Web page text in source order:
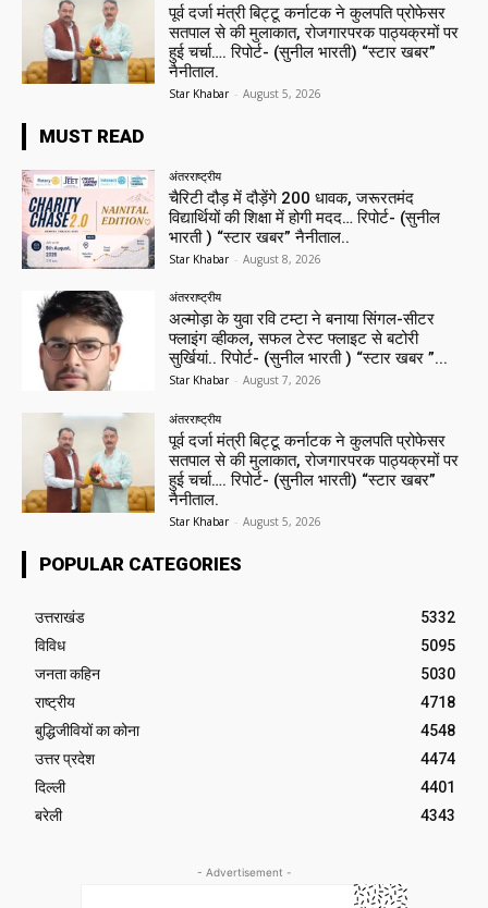
पूर्व दर्जा मंत्री बिट्टू कर्नाटक ने कुलपति प्रोफेसर
सतपाल से की मुलाकात, रोजगारपरक पाठ्यक्रमों पर
हुई चर्चा…. रिपोर्ट- (सुनील भारती) “स्टार खबर”
नैनीताल.
Star Khabar - August 5, 2026
MUST READ
अंतरराष्ट्रीय
चैरिटी दौड़ में दौड़ेंगे 200 धावक, जरूरतमंद
विद्यार्थियों की शिक्षा में होगी मदद… रिपोर्ट- (सुनील
भारती ) “स्टार खबर” नैनीताल..
Star Khabar - August 8, 2026
अंतरराष्ट्रीय
अल्मोड़ा के युवा रवि टम्टा ने बनाया सिंगल-सीटर
फ्लाइंग व्हीकल, सफल टेस्ट फ्लाइट से बटोरी
सुर्खियां.. रिपोर्ट- (सुनील भारती ) “स्टार खबर ”...
Star Khabar - August 7, 2026
अंतरराष्ट्रीय
पूर्व दर्जा मंत्री बिट्टू कर्नाटक ने कुलपति प्रोफेसर
सतपाल से की मुलाकात, रोजगारपरक पाठ्यक्रमों पर
हुई चर्चा…. रिपोर्ट- (सुनील भारती) “स्टार खबर”
नैनीताल.
Star Khabar - August 5, 2026
POPULAR CATEGORIES
उत्तराखंड
5332
विविध
5095
जनता कहिन
5030
राष्ट्रीय
4718
बुद्धिजीवियों का कोना
4548
उत्तर प्रदेश
4474
दिल्ली
4401
बरेली
4343
- Advertisement -